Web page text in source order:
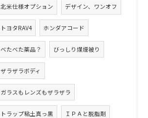
北米仕様オプション デザイン、ワンオフ
トヨタRAV4 ホンダアコード
べたべた薬品？ びっしり煤煙被り
ザラザラボディ
ガラスもレンズもザラザラ
トラップ粘土真っ黒 ＩＰＡと脱脂剤